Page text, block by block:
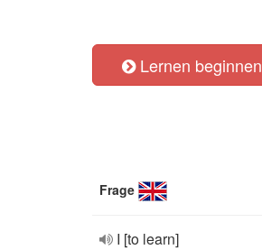
Lernen beginnen
Frage
I [to learn]